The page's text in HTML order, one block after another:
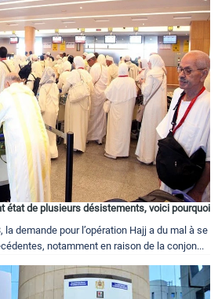
état de plusieurs désistements, voici pourquoi
la demande pour l’opération Hajj a du mal à se
notamment en raison de la conjon...